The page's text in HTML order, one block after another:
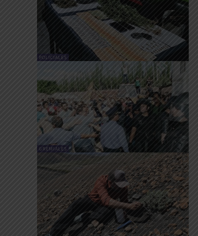
POLICIALES
GREMIALES